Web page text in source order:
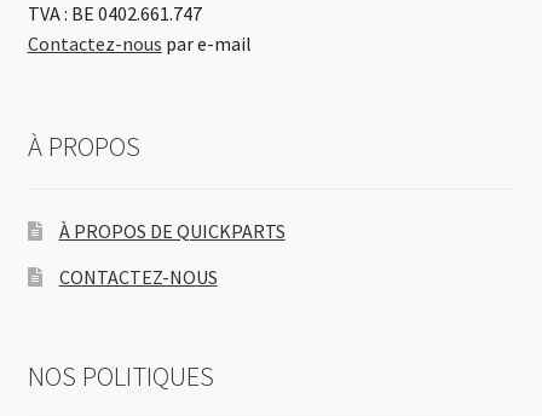
TVA : BE 0402.661.747
Contactez-nous par e-mail
À PROPOS
À PROPOS DE QUICKPARTS
CONTACTEZ-NOUS
NOS POLITIQUES